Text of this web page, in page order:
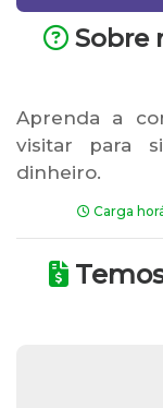
Sobre
Aprenda a
visitar para
dinheiro.
Carga